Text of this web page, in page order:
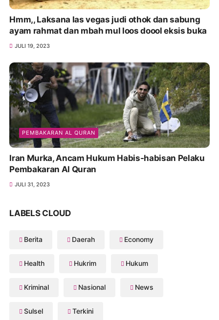
Hmm,, Laksana las vegas judi othok dan sabung
ayam rahmat dan mbah mul loos doool eksis buka
JULI 19, 2023
PEMBAKARAN AL QURAN
Iran Murka, Ancam Hukum Habis-habisan Pelaku
Pembakaran Al Quran
JULI 31, 2023
LABELS CLOUD
Berita Daerah Economy
Health Hukrim Hukum
Kriminal Nasional News
Sulsel Terkini